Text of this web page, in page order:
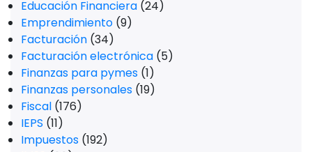
Educación Financiera (24)
Emprendimiento (9)
Facturación (34)
Facturación electrónica (5)
Finanzas para pymes (1)
Finanzas personales (19)
Fiscal (176)
IEPS (11)
Impuestos (192)